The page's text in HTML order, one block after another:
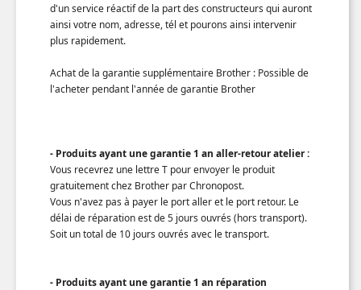
d'un service réactif de la part des constructeurs qui auront
ainsi votre nom, adresse, tél et pourons ainsi intervenir
plus rapidement.
Achat de la garantie supplémentaire Brother : Possible de
l'acheter pendant l'année de garantie Brother
- Produits ayant une garantie 1 an aller-retour atelier :
Vous recevrez une lettre T pour envoyer le produit
gratuitement chez Brother par Chronopost.
Vous n'avez pas à payer le port aller et le port retour. Le
délai de réparation est de 5 jours ouvrés (hors transport).
Soit un total de 10 jours ouvrés avec le transport.
- Produits ayant une garantie 1 an réparation